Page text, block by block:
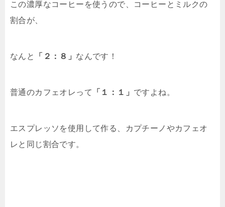
この濃厚なコーヒーを使うので、コーヒーとミルクの
割合が、
なんと 「２：８」 なんです！
普通のカフェオレって 「１：１」 ですよね。
エスプレッソを使用して作る、カプチーノやカフェオ
レと同じ割合です。